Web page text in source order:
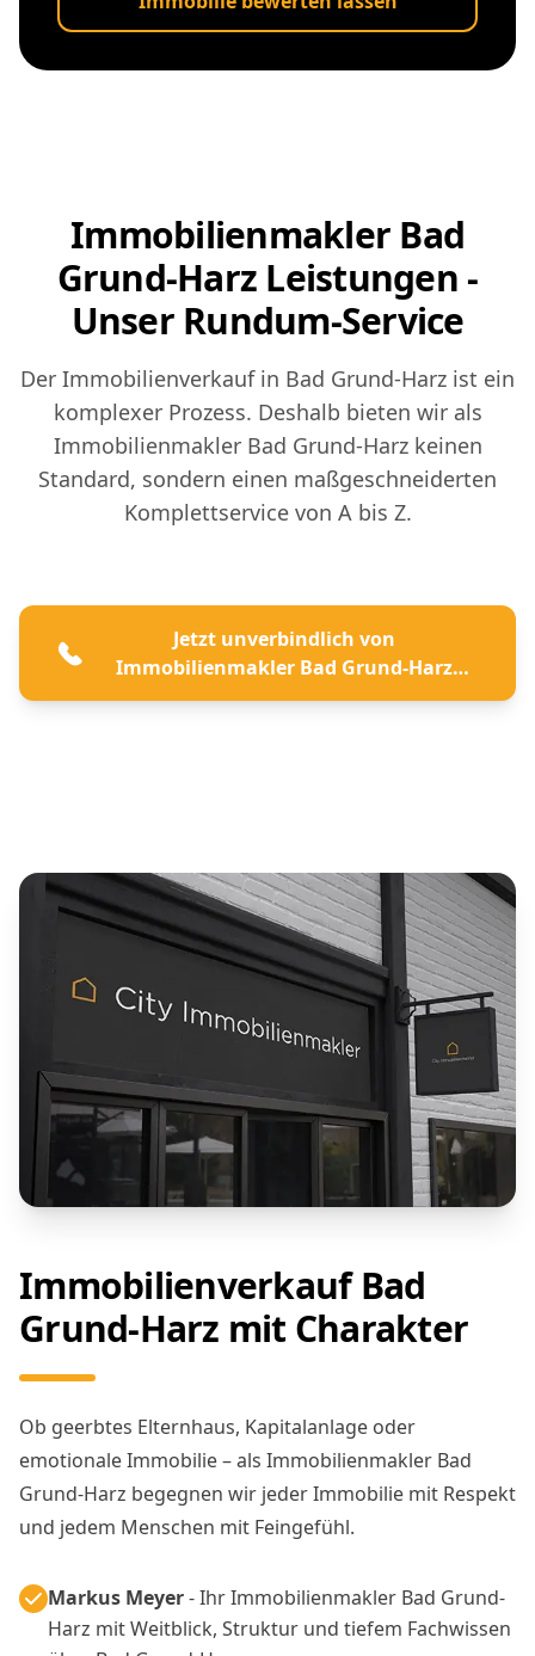
Immobilienmakler Bad
Grund-Harz Leistungen -
Unser Rundum-Service
Der Immobilienverkauf in Bad Grund-Harz ist ein
komplexer Prozess. Deshalb bieten wir als
Immobilienmakler Bad Grund-Harz keinen
Standard, sondern einen maßgeschneiderten
Komplettservice von A bis Z.
Jetzt unverbindlich von
Immobilienmakler Bad Grund-Harz
beraten lassen
Immobilienverkauf Bad
Grund-Harz mit Charakter
Ob geerbtes Elternhaus, Kapitalanlage oder
emotionale Immobilie – als Immobilienmakler Bad
Grund-Harz begegnen wir jeder Immobilie mit Respekt
und jedem Menschen mit Feingefühl.
Markus Meyer- Ihr Immobilienmakler Bad Grund-
Harz mit Weitblick, Struktur und tiefem Fachwissen